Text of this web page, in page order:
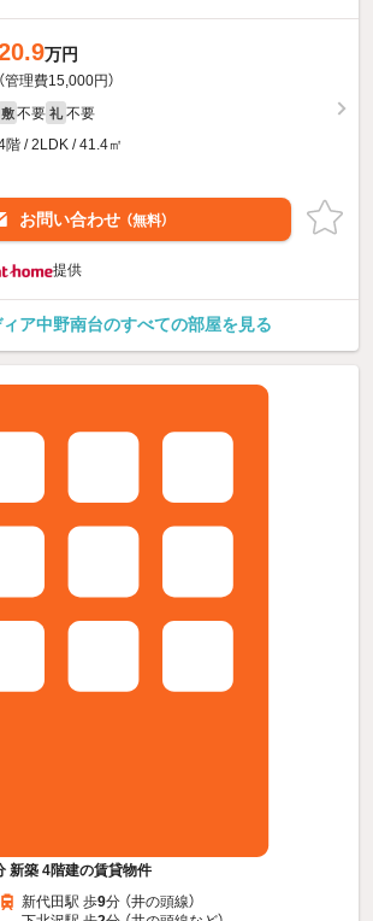
万円
（管理費15,000円）
敷 不要 礼 不要
階 / 2LDK / 41.4㎡
お問い合わせ （無料）
提供
ア中野南台のすべての部屋を見る
新築 4階建の賃貸物件
新代田駅 歩9分 （井の頭線）